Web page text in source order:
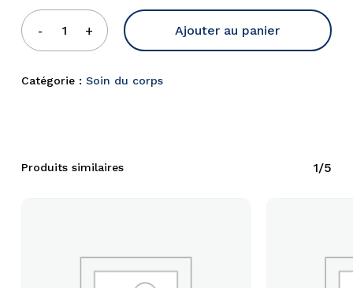
Ajouter au panier
Catégorie : Soin du corps
Produits similaires 1/5